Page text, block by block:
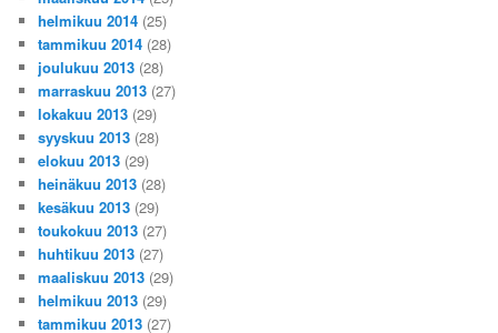
helmikuu 2014 (25)
tammikuu 2014 (28)
joulukuu 2013 (28)
marraskuu 2013 (27)
lokakuu 2013 (29)
syyskuu 2013 (28)
elokuu 2013 (29)
heinäkuu 2013 (28)
kesäkuu 2013 (29)
toukokuu 2013 (27)
huhtikuu 2013 (27)
maaliskuu 2013 (29)
helmikuu 2013 (29)
tammikuu 2013 (27)